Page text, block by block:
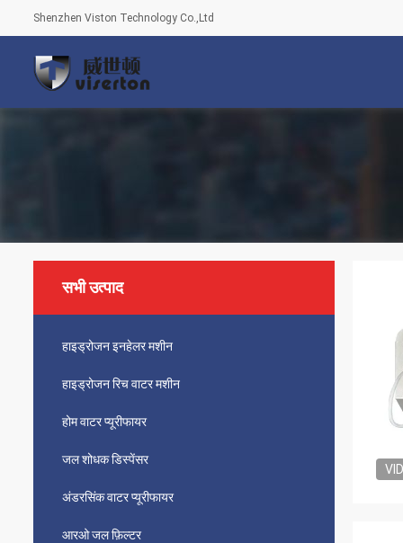
Shenzhen Viston Technology Co.,Ltd
सभी उत्पाद
हाइड्रोजन इनहेलर मशीन
हाइड्रोजन रिच वाटर मशीन
होम वाटर प्यूरीफायर
जल शोधक डिस्पेंसर
अंडरसिंक वाटर प्यूरीफायर
आरओ जल फ़िल्टर